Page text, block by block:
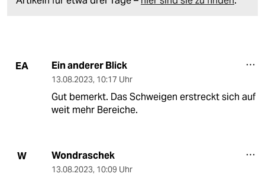
EA Ein anderer Blick
13.08.2023, 10:17 Uhr
Gut bemerkt. Das Schweigen erstreckt sich auf
weit mehr Bereiche.
W Wondraschek
13.08.2023, 10:09 Uhr